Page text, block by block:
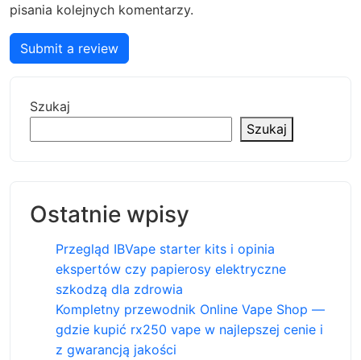
pisania kolejnych komentarzy.
Submit a review
Szukaj
Szukaj
Ostatnie wpisy
Przegląd IBVape starter kits i opinia
ekspertów czy papierosy elektryczne
szkodzą dla zdrowia
Kompletny przewodnik Online Vape Shop —
gdzie kupić rx250 vape w najlepszej cenie i
z gwarancją jakości